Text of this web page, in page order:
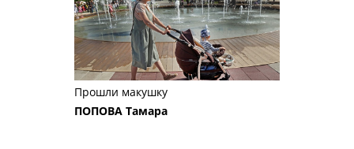
Прошли макушку
ПОПОВА Тамара